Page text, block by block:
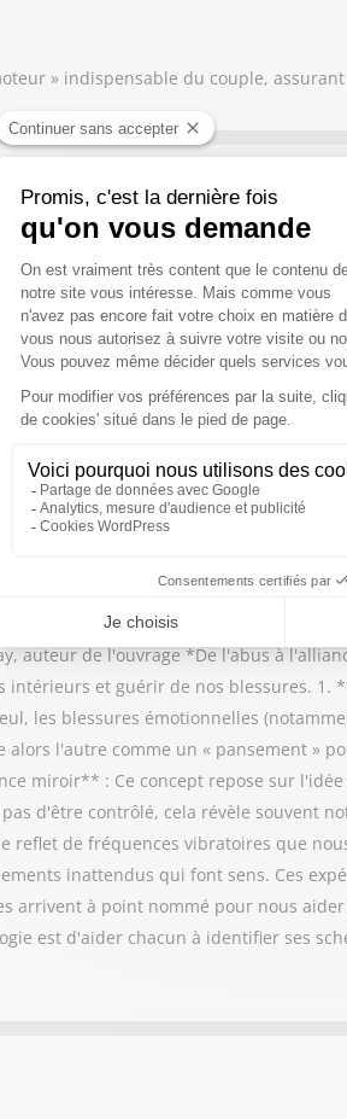
» indispensable du couple,
qui entravent l’engagement et
elle se manifeste par une angoisse
la fusion** : À l’opposé, certains
d’une enfance marquée par des
de renoncer aux autres partenaires
4. **La peur de l’amour** : Plus
refusent d'aimer, quitte à se priver
entre vivre une existence protégée
auteur de l'ouvrage *De l'abus à
intérieurs et guérir de nos blessures.
les blessures émotionnelles
l'autre comme un « pansement »
miroir** : Ce concept repose sur
d'être contrôlé, cela révèle souvent
reflet de fréquences vibratoires que
inattendus qui font sens. Ces
arrivent à point nommé pour nous
est d'aider chacun à identifier ses